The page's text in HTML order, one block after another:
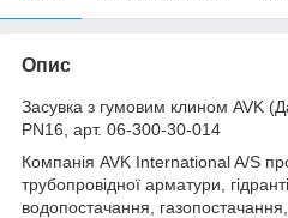
Опис
Засувка з гумовим клином AVK
PN16, арт. 06-300-30-014
Компанія AVK International A/S
трубопровідної арматури,
водопостачання,